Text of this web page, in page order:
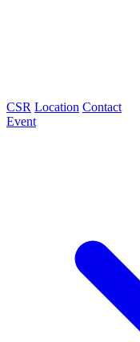
CSR Location Contact
Event